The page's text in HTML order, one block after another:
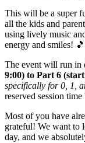
This will be a super
all the kids and
using lively music
energy and smiles!
The event will run in
9:00) to Part 6
specifically for 0, 1,
reserved session
Most of you have
grateful! We want to
day, and we